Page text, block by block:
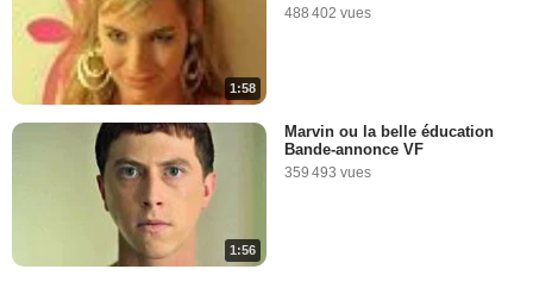
1:58
488 402 vues
1:56
Marvin ou la belle éducation
Bande-annonce VF
359 493 vues